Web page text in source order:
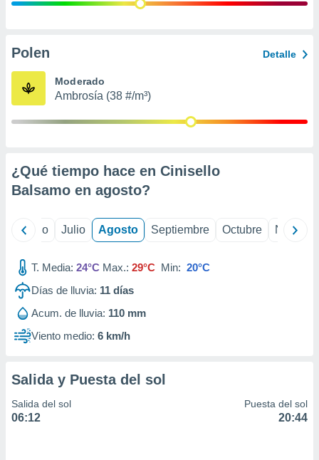
publicidad
de
Polen Detalle
Moderado
Ambrosía (38 #/m³)
¿Qué tiempo hace en Cinisello
Balsamo en agosto?
Junio Julio Agosto Septiembre Octubre
T. Media: 24°C Max.: 29°C Min: 20°C
Días de lluvia: 11 días
Acum. de lluvia: 110 mm
Viento medio: 6 km/h
Salida y Puesta del sol
Salida del sol
06:12
Puesta del sol
20:44